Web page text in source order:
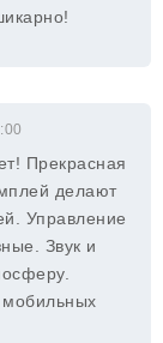
Прекрасная
делают
Управление
Звук и